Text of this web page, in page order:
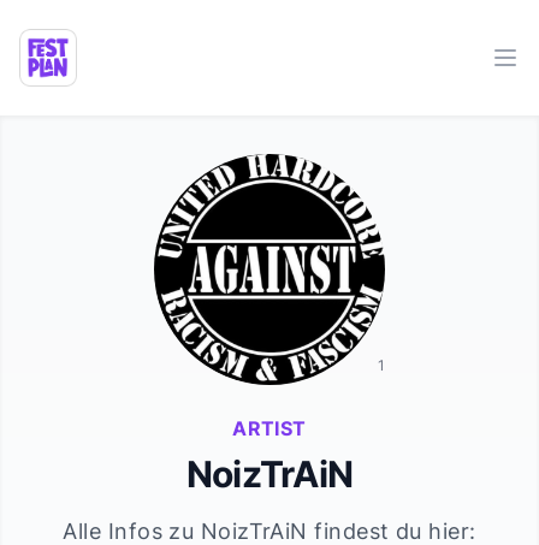
ARTIST
NoizTrAiN
Alle Infos zu NoizTrAiN findest du hier:
1